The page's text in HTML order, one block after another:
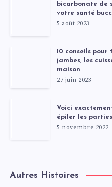
bicarbonate de
votre santé
5 août 2023
10 conseils
jambes, les
maison
27 juin 2023
Voici
épiler les
5 novembre 2022
Autres Histoires